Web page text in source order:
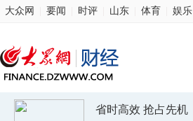
大众网 要闻 时评 山东 体育 娱乐
省时高效 抢占先机